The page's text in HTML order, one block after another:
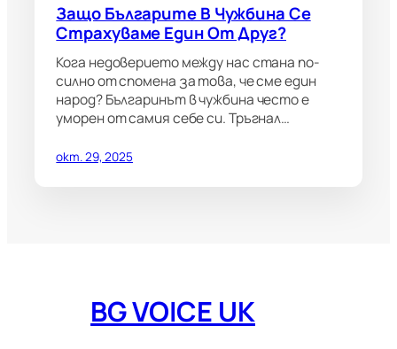
Защо Българите В Чужбина Се
Страхуваме Един От Друг?
Кога недоверието между нас стана по-
силно от спомена за това, че сме един
народ? Българинът в чужбина често е
уморен от самия себе си. Тръгнал…
окт. 29, 2025
BG VOICE UK